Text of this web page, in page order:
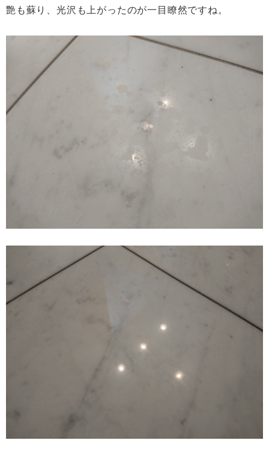
艶も蘇り、光沢も上がったのが一目瞭然ですね。